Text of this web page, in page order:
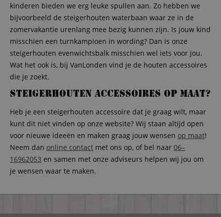
kinderen bieden we erg leuke spullen aan. Zo hebben we
bijvoorbeeld de steigerhouten waterbaan waar ze in de
zomervakantie urenlang mee bezig kunnen zijn. Is jouw kind
misschien een turnkampioen in wording? Dan is onze
steigerhouten evenwichtsbalk misschien wel iets voor jou.
Wat het ook is, bij VanLonden vind je de houten accessoires
die je zoekt.
Steigerhouten accessoires op maat?
Heb je een steigerhouten accessoire dat je graag wilt, maar
kunt dit niet vinden op onze website? Wij staan altijd open
voor nieuwe ideeën en maken graag jouw wensen op maat!
Neem dan online contact met ons op, of bel naar 06–
16962053 en samen met onze adviseurs helpen wij jou om
je wensen waar te maken.